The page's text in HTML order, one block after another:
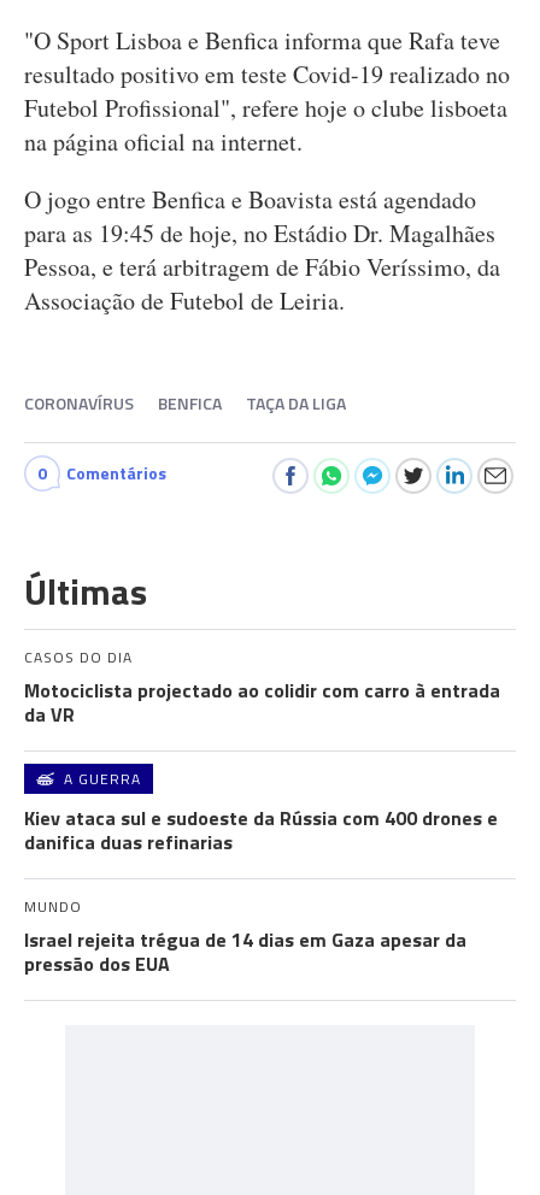
"O Sport Lisboa e Benfica informa que Rafa teve
resultado positivo em teste Covid-19 realizado no
Futebol Profissional", refere hoje o clube lisboeta
na página oficial na internet.
O jogo entre Benfica e Boavista está agendado
para as 19:45 de hoje, no Estádio Dr. Magalhães
Pessoa, e terá arbitragem de Fábio Veríssimo, da
Associação de Futebol de Leiria.
CORONAVÍRUS BENFICA TAÇA DA LIGA
0 Comentários
Últimas
CASOS DO DIA
Motociclista projectado ao colidir com carro à entrada
da VR
A GUERRA
Kiev ataca sul e sudoeste da Rússia com 400 drones e
danifica duas refinarias
MUNDO
Israel rejeita trégua de 14 dias em Gaza apesar da
pressão dos EUA